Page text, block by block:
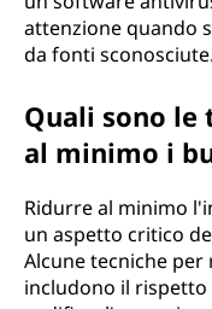
attenzione quando
da fonti sconosciute.
Quali sono le
al minimo i
Ridurre al minimo
un aspetto critico
Alcune tecniche
includono il